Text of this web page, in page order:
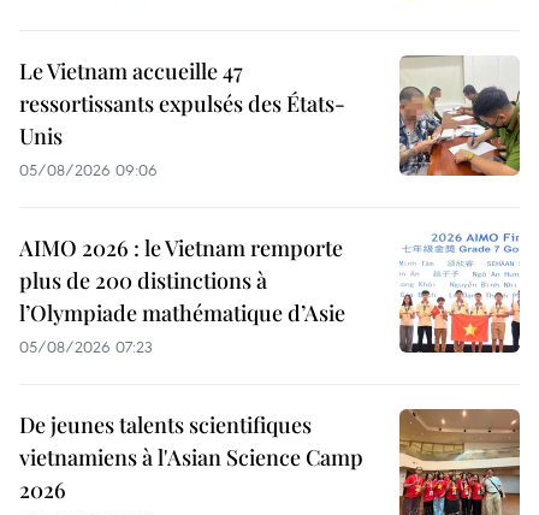
Le Vietnam accueille 47
ressortissants expulsés des États-
Unis
05/08/2026 09:06
AIMO 2026 : le Vietnam remporte
plus de 200 distinctions à
l’Olympiade mathématique d’Asie
05/08/2026 07:23
De jeunes talents scientifiques
vietnamiens à l'Asian Science Camp
2026